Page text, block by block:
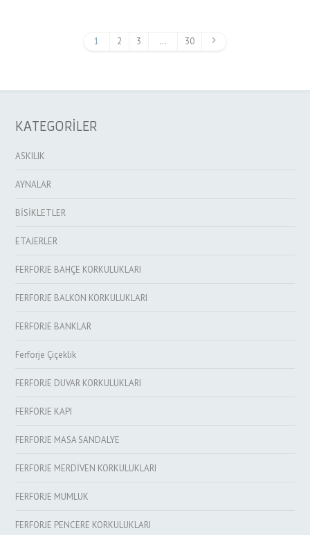
1 2 3 … 30
KATEGORİLER
ASKILIK
AYNALAR
BİSİKLETLER
ETAJERLER
FERFORJE BAHÇE KORKULUKLARI
FERFORJE BALKON KORKULUKLARI
FERFORJE BANKLAR
Ferforje Çiçeklik
FERFORJE DUVAR KORKULUKLARI
FERFORJE KAPI
FERFORJE MASA SANDALYE
FERFORJE MERDİVEN KORKULUKLARI
FERFORJE MUMLUK
FERFORJE PENCERE KORKULUKLARI